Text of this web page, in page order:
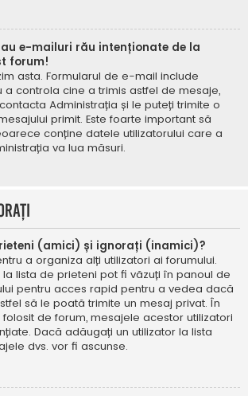
e-mailuri rău intenționate de la
forum!
asta. Formularul de e-mail include
a controla cine a trimis astfel de mesaje,
Administrația și le puteți trimite o
primit. Este foarte important să
conține datele utilizatorului care a
va lua măsuri.
(amici) și ignorați (inamici)?
a organiza alți utilizatori ai forumului.
lista de prieteni pot fi văzuți în panoul de
pentru acces rapid pentru a vedea dacă
să le poată trimite un mesaj privat. În
de forum, mesajele acestor utilizatori
Dacă adăugați un utilizator la lista
dvs. vor fi ascunse.